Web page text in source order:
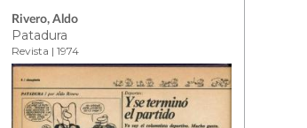
Rivero, Aldo
Patadura
Revista | 1974